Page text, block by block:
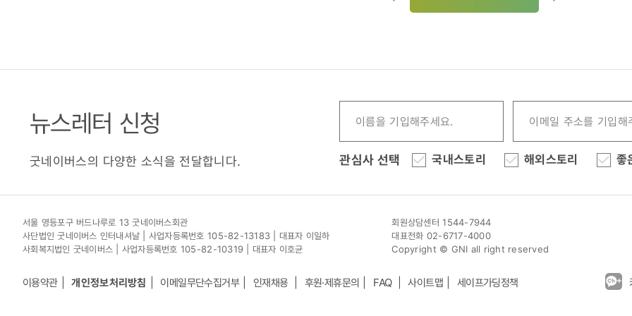
뉴스레터 신청
굿네이버스의 다양한 소식을 전달합니다. 관심사 선택 국내스토리 해외스토리 좋
서울 영등포구 버드나루로 13 굿네이버스회관
사단법인 굿네이버스 인터내셔날 | 사업자등록번호 105-82-13183 | 대표자 이일하
사회복지법인 굿네이버스 | 사업자등록번호 105-82-10319 | 대표자 이호균
회원상담센터 1544-7944
대표전화 02-6717-4000
Copyright © GNI all right reserved
이용약관 개인정보처리방침 이메일무단수집거부 인재채용 후원·제휴문의 FAQ 사이트맵 세이프가딩정책